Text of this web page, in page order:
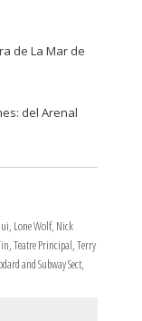
de La Mar de
del Arenal
, Lone Wolf, Nick
,Teatre Principal,Terry
and Subway Sect,